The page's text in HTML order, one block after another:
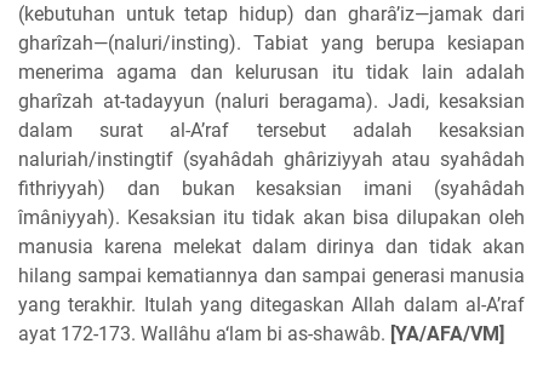
(kebutuhan untuk tetap hidup) dan gharâ’iz—jamak dari
gharîzah—(naluri/insting). Tabiat yang berupa kesiapan
menerima agama dan kelurusan itu tidak lain adalah
gharîzah at-tadayyun (naluri beragama). Jadi, kesaksian
dalam surat al-A’raf tersebut adalah kesaksian
naluriah/instingtif (syahâdah ghâriziyyah atau syahâdah
fithriyyah) dan bukan kesaksian imani (syahâdah
îmâniyyah). Kesaksian itu tidak akan bisa dilupakan oleh
manusia karena melekat dalam dirinya dan tidak akan
hilang sampai kematiannya dan sampai generasi manusia
yang terakhir. Itulah yang ditegaskan Allah dalam al-A’raf
ayat 172-173. Wallâhu a‘lam bi as-shawâb. [YA/AFA/VM]